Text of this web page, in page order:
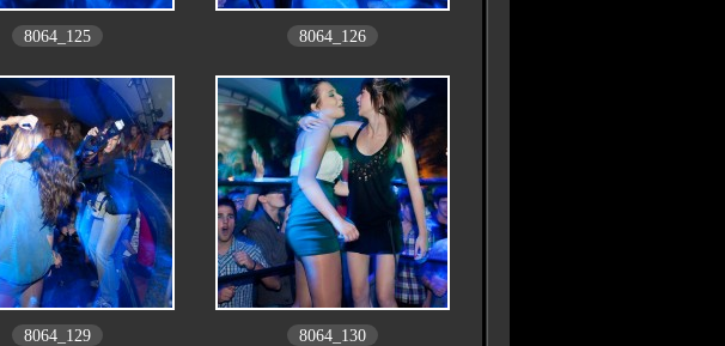
8064_125 8064_126
8064_129 8064_130